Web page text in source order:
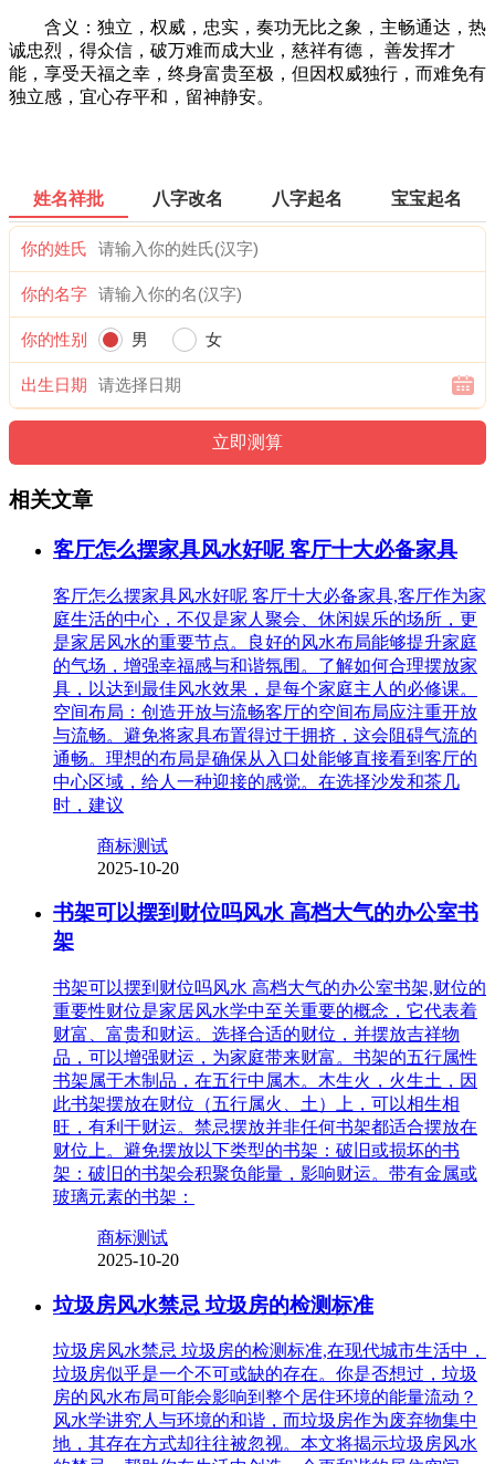
含义：独立，权威，忠实，奏功无比之象，主畅通达，热
诚忠烈，得众信，破万难而成大业，慈祥有德， 善发挥才
能，享受天福之幸，终身富贵至极，但因权威独行，而难免有
独立感，宜心存平和，留神静安。
姓名祥批 八字改名 八字起名 宝宝起名
你的姓氏
你的名字
你的性别 男 女
出生日期
相关文章
客厅怎么摆家具风水好呢 客厅十大必备家具
客厅怎么摆家具风水好呢 客厅十大必备家具,客厅作为家
庭生活的中心，不仅是家人聚会、休闲娱乐的场所，更
是家居风水的重要节点。良好的风水布局能够提升家庭
的气场，增强幸福感与和谐氛围。了解如何合理摆放家
具，以达到最佳风水效果，是每个家庭主人的必修课。
空间布局：创造开放与流畅客厅的空间布局应注重开放
与流畅。避免将家具布置得过于拥挤，这会阻碍气流的
通畅。理想的布局是确保从入口处能够直接看到客厅的
中心区域，给人一种迎接的感觉。在选择沙发和茶几
时，建议
商标测试
2025-10-20
书架可以摆到财位吗风水 高档大气的办公室书
架
书架可以摆到财位吗风水 高档大气的办公室书架,财位的
重要性财位是家居风水学中至关重要的概念，它代表着
财富、富贵和财运。选择合适的财位，并摆放吉祥物
品，可以增强财运，为家庭带来财富。书架的五行属性
书架属于木制品，在五行中属木。木生火，火生土，因
此书架摆放在财位（五行属火、土）上，可以相生相
旺，有利于财运。禁忌摆放并非任何书架都适合摆放在
财位上。避免摆放以下类型的书架：破旧或损坏的书
架：破旧的书架会积聚负能量，影响财运。带有金属或
玻璃元素的书架：
商标测试
2025-10-20
垃圾房风水禁忌 垃圾房的检测标准
垃圾房风水禁忌 垃圾房的检测标准,在现代城市生活中，
垃圾房似乎是一个不可或缺的存在。你是否想过，垃圾
房的风水布局可能会影响到整个居住环境的能量流动？
风水学讲究人与环境的和谐，而垃圾房作为废弃物集中
地，其存在方式却往往被忽视。本文将揭示垃圾房风水